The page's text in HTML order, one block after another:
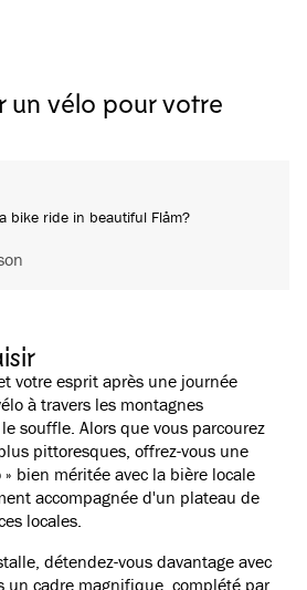
un vélo pour votre
bike ride in beautiful Flåm?
votre esprit après une journée
à travers les montagnes
souffle. Alors que vous parcourez
pittoresques, offrez-vous une
» bien méritée avec la bière locale
accompagnée d'un plateau de
locales.
détendez-vous davantage avec
un cadre magnifique, complété par